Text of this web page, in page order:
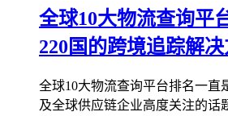
全球10大物流查询平
220国的跨境追踪解
全球10大物流查询平台排名一直
及全球供应链企业高度关注的话